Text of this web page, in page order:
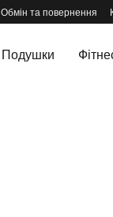
Обмін та повернення
Подушки